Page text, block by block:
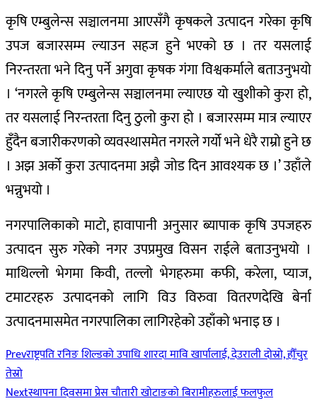
कृषि एम्बुलेन्स सञ्चालनमा आएसँगै कृषकले उत्पादन गरेका कृषि
उपज बजारसम्म ल्याउन सहज हुने भएको छ । तर यसलाई
निरन्तरता भने दिनु पर्ने अगुवा कृषक गंगा विश्वकर्माले बताउनुभयो
। ‘नगरले कृषि एम्बुलेन्स सञ्चालनमा ल्याएछ यो खुशीको कुरा हो,
तर यसलाई निरन्तरता दिनु ठुलो कुरा हो । बजारसम्म मात्र ल्याएर
हुँदैन बजारीकरणको व्यवस्थासमेत नगरले गर्यो भने धेरै राम्रो हुने छ
। अझ अर्को कुरा उत्पादनमा अझै जोड दिन आवश्यक छ ।’ उहाँले
भन्नुभयो ।
नगरपालिकाको माटो, हावापानी अनुसार ब्यापाक कृषि उपजहरु
उत्पादन सुरु गरेको नगर उपप्रमुख विसन राईले बताउनुभयो ।
माथिल्लो भेगमा किवी, तल्लो भेगहरुमा कफी, करेला, प्याज,
टमाटरहरु उत्पादनको लागि विउ विरुवा वितरणदेखि बेर्ना
उत्पादनमासमेत नगरपालिका लागिरहेको उहाँको भनाइ छ ।
Prevराष्ट्रपति रनिङ शिल्डको उपाधि शारदा मावि खार्पालाई, देउराली दोस्रो, हौँचुर
तेस्रो
Nextस्थापना दिवसमा प्रेस चौतारी खोटाङको बिरामीहरुलाई फलफुल